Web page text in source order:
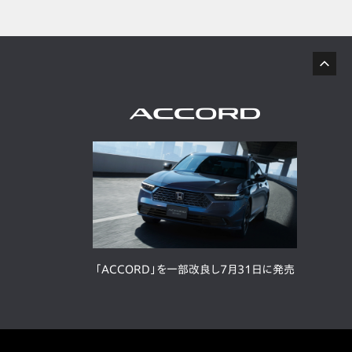
「ACCORD」を一部改良し7月31日に発売